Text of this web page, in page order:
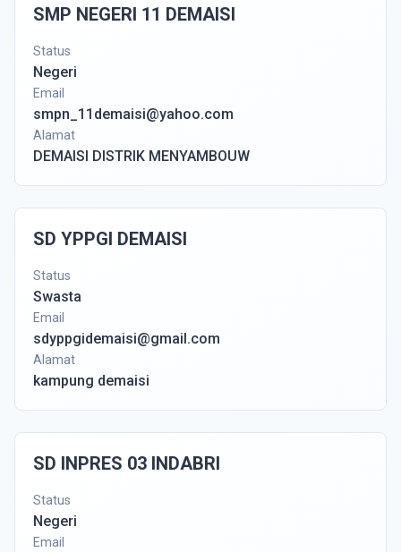
SMP NEGERI 11 DEMAISI
Status
Negeri
Email
smpn_11demaisi@yahoo.com
Alamat
DEMAISI DISTRIK MENYAMBOUW
SD YPPGI DEMAISI
Status
Swasta
Email
sdyppgidemaisi@gmail.com
Alamat
kampung demaisi
SD INPRES 03 INDABRI
Status
Negeri
Email